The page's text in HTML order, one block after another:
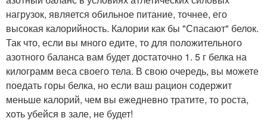
нагрузок, является обильное питание, точнее, его
высокая калорийность. Калории как бы "Спасают" белок.
Так что, если вы много едите, то для положительного
азотного баланса вам будет достаточно 1. 5 г белка на
килограмм веса своего тела. В свою очередь, вы можете
поедать горы белка, но если ваш рацион содержит
меньше калорий, чем вы ежедневно тратите, то роста,
хоть убейся в зале, не будет!